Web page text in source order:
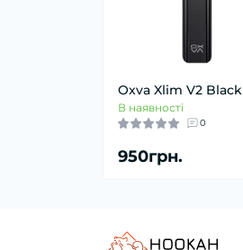
Oxva Xlim V2 Black
В наявності
0
950грн.